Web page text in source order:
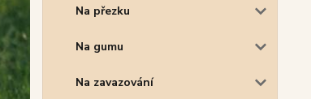
Na přezku
Na gumu
Na zavazování